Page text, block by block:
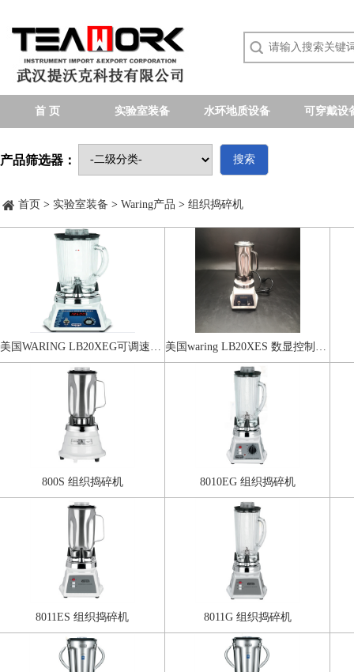
首 页 实验室装备 水环地质设备 可穿戴设
产品筛选器： 搜索
首页 > 实验室装备 > Waring产品 > 组织捣碎机
美国WARING LB20XEG可调速打碎搅拌机（1.2升玻璃杯） 美国waring LB20XES 数显控制程序搅拌机
800S 组织捣碎机 8010EG 组织捣碎机
8011ES 组织捣碎机 8011G 组织捣碎机